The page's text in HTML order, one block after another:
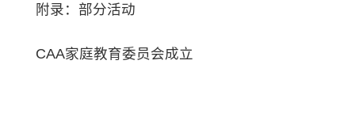
附录：部分活动
CAA家庭教育委员会成立